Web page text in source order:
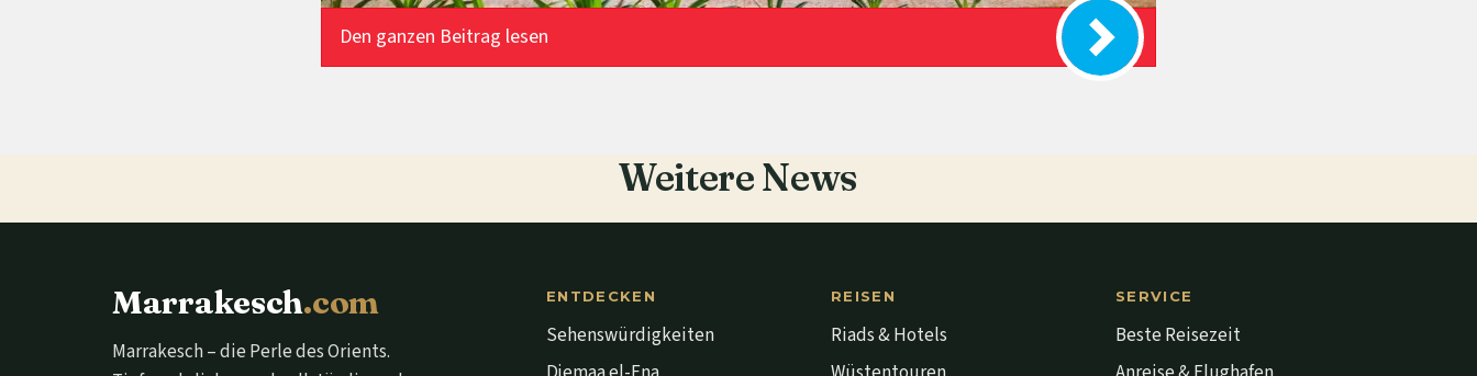
Den ganzen Beitrag lesen
Weitere News
Marrakesch.com
Marrakesch – die Perle des Orients.
ENTDECKEN
Sehenswürdigkeiten
REISEN
Riads & Hotels
SERVICE
Beste Reisezeit